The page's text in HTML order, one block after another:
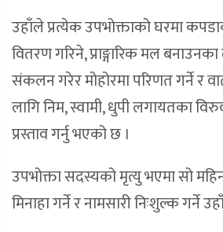
उहाँले प्रत्येक उपभोक्ताको घरमा
वितरण गरिने, प्राङ्गारिक मल
संकलन गरेर मोहोरमा परिणत गर्ने र
लागि निम, स्वामी, धुपी लगायतका
प्रस्ताव गर्नु भएको छ ।
उपभोक्ता सदस्यको मृत्यु भएमा सो
मिनाहा गर्ने र नामसारी निःशुल्क गर्ने